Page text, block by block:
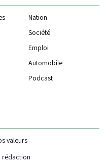
Nation
Société
Emploi
Automobile
Podcast
valeurs
rédaction